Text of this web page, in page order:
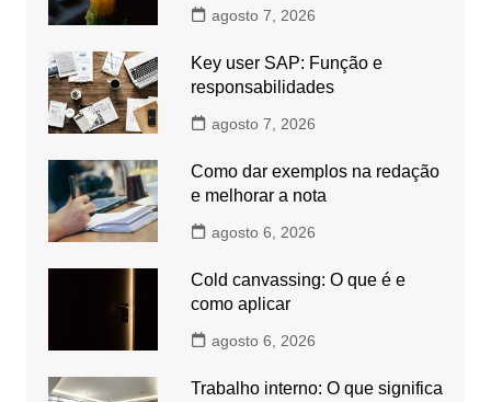
agosto 7, 2026
Key user SAP: Função e
responsabilidades
agosto 7, 2026
Como dar exemplos na redação
e melhorar a nota
agosto 6, 2026
Cold canvassing: O que é e
como aplicar
agosto 6, 2026
Trabalho interno: O que significa